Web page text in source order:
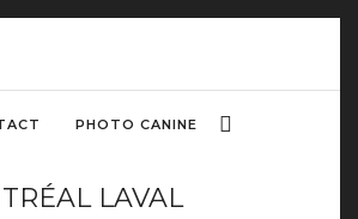
PHOTO CANINE
LAVAL